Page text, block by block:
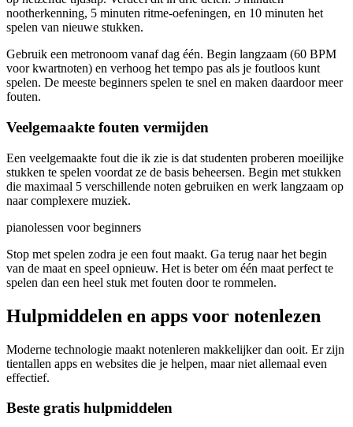
nootherkenning, 5 minuten ritme-oefeningen, en 10 minuten het
spelen van nieuwe stukken.
Gebruik een metronoom vanaf dag één. Begin langzaam (60 BPM
voor kwartnoten) en verhoog het tempo pas als je foutloos kunt
spelen. De meeste beginners spelen te snel en maken daardoor meer
fouten.
Veelgemaakte fouten vermijden
Een veelgemaakte fout die ik zie is dat studenten proberen moeilijke
stukken te spelen voordat ze de basis beheersen. Begin met stukken
die maximaal 5 verschillende noten gebruiken en werk langzaam op
naar complexere muziek.
pianolessen voor beginners
Stop met spelen zodra je een fout maakt. Ga terug naar het begin
van de maat en speel opnieuw. Het is beter om één maat perfect te
spelen dan een heel stuk met fouten door te rommelen.
Hulpmiddelen en apps voor notenlezen
Moderne technologie maakt notenleren makkelijker dan ooit. Er zijn
tientallen apps en websites die je helpen, maar niet allemaal even
effectief.
Beste gratis hulpmiddelen